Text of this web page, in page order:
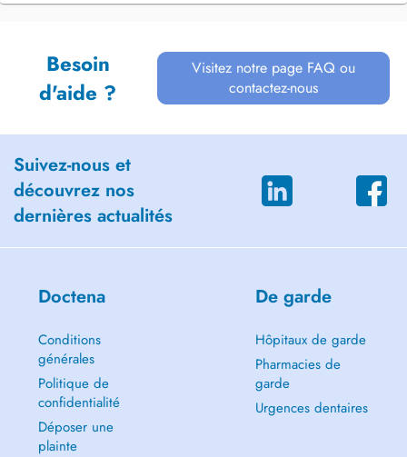
Besoin
d'aide ?
Visitez notre page FAQ ou
contactez-nous
Suivez-nous et
découvrez nos
dernières actualités
Doctena
Conditions
générales
Politique de
confidentialité
Déposer une
plainte
De garde
Hôpitaux de garde
Pharmacies de
garde
Urgences dentaires